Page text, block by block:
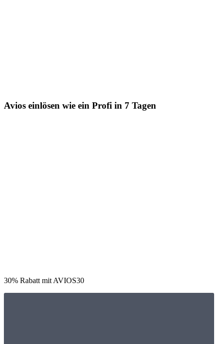
Avios einlösen wie ein Profi in 7 Tagen
30% Rabatt mit AVIOS30